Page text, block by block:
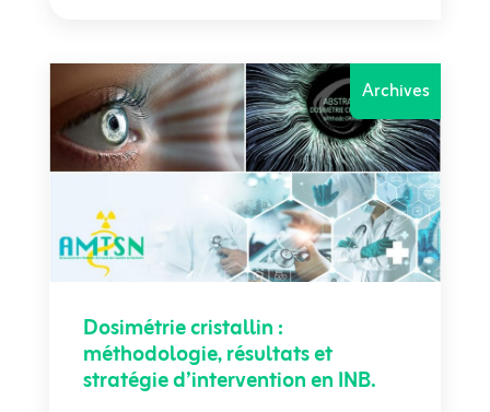
Archives
Dosimétrie cristallin :
méthodologie, résultats et
stratégie d’intervention en INB.